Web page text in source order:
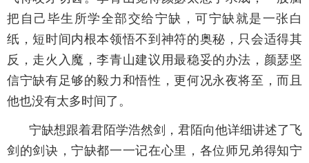
把自己毕生所学全部交给宁缺，可宁缺就是一张白
纸，短时间内根本领悟不到神符的奥秘，只会适得其
反，走火入魔，李青山建议用最稳妥的办法，颜瑟坚
信宁缺有足够的毅力和悟性，更何况永夜将至，而且
他也没有太多时间了。
宁缺想跟着君陌学浩然剑，君陌向他详细讲述了飞
剑的剑诀，宁缺都一一记在心里，各位师兄弟得知宁